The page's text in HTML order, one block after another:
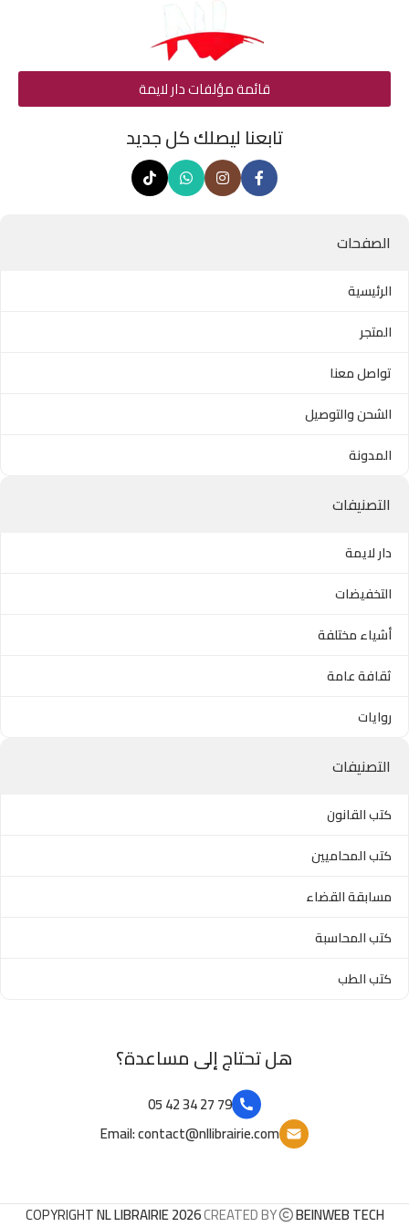
قائمة مؤلفات دار لايمة
تابعنا ليصلك كل جديد
الصفحات
الرئيسية
المتجر
تواصل معنا
الشحن والتوصيل
المدونة
التصنيفات
دار لايمة
التخفيضات
أشياء مختلفة
ثقافة عامة
روايات
التصنيفات
كتب القانون
كتب المحاميين
مسابقة القضاء
كتب المحاسبة
كتب الطب
هل تحتاج إلى مساعدة؟
79 27 34 42 05
Email: contact@nllibrairie.com
COPYRIGHTNL LIBRAIRIE 2026CREATED BY BEINWEB TECH